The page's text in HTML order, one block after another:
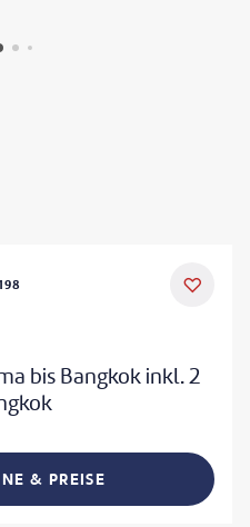
bis Bangkok inkl. 2
& PREISE